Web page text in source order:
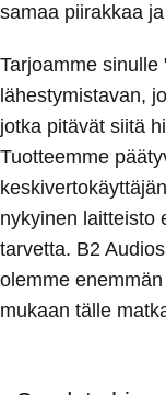
samaa piirakkaa
Tarjoamme
lähestymistavan,
jotka pitävät siitä
Tuotteemme
nykyinen laitteisto
tarvetta. B2
olemme
mukaan tälle